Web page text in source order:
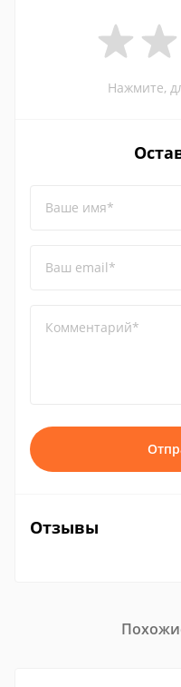
Нажмите,
Ваше имя*
Ваш email*
Комментарий*
Отзывы